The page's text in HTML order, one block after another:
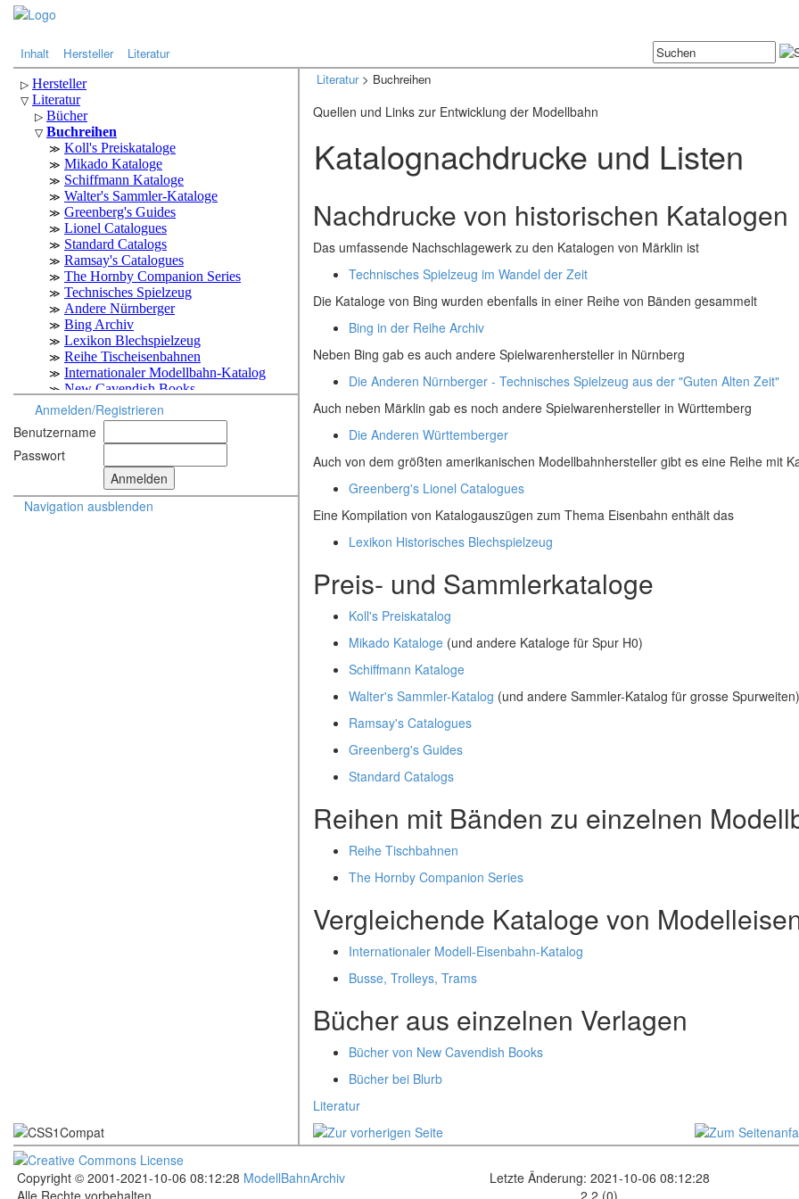
Inhalt Hersteller Literatur
Anmelden/Registrieren
Benutzername
Passwort
Navigation ausblenden
Literatur> Buchreihen
Quellen und Links zur Entwicklung der Modellbahn
Katalognachdrucke und Listen
Nachdrucke von historischen Katalogen
Das umfassende Nachschlagewerk zu den Katalogen von Märklin ist
Technisches Spielzeug im Wandel der Zeit
Die Kataloge von Bing wurden ebenfalls in einer Reihe von Bänden gesammelt
Bing in der Reihe Archiv
Neben Bing gab es auch andere Spielwarenhersteller in Nürnberg
Die Anderen Nürnberger - Technisches Spielzeug aus der "Guten Alten Zeit"
Auch neben Märklin gab es noch andere Spielwarenhersteller in Württemberg
Die Anderen Württemberger
Auch von dem größten amerikanischen Modellbahnhersteller gibt es eine Reihe mit
Greenberg's Lionel Catalogues
Eine Kompilation von Katalogauszügen zum Thema Eisenbahn enthält das
Lexikon Historisches Blechspielzeug
Preis- und Sammlerkataloge
Koll's Preiskatalog
Mikado Kataloge (und andere Kataloge für Spur H0)
Schiffmann Kataloge
Walter's Sammler-Katalog (und andere Sammler-Katalog für grosse Spurweiten)
Ramsay's Catalogues
Greenberg's Guides
Standard Catalogs
Reihen mit Bänden zu einzelnen
Reihe Tischbahnen
The Hornby Companion Series
Vergleichende Kataloge von
Internationaler Modell-Eisenbahn-Katalog
Busse, Trolleys, Trams
Bücher aus einzelnen Verlagen
Bücher von New Cavendish Books
Bücher bei Blurb
Literatur
Copyright © 2001-2021-10-06 08:12:28 ModellBahnArchiv Letzte Änderung: 2021-10-06 08:12:28
Alle Rechte vorbehalten
2.2 (0)